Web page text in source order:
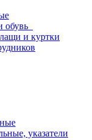
обувь
и куртки
указатели